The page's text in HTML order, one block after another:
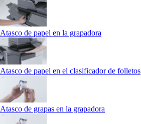
Atasco de papel en la grapadora
Atasco de papel en el clasificador de folletos
Atasco de grapas en la grapadora